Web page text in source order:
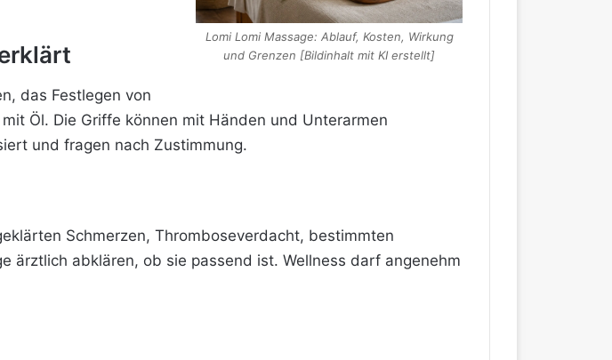
Lomi Lomi Massage: Ablauf, Kosten, Wirkung
und Grenzen [Bildinhalt mit KI erstellt]
das Festlegen von
Öl. Die Griffe können mit Händen und Unterarmen
und fragen nach Zustimmung.
Schmerzen, Thromboseverdacht, bestimmten
ärztlich abklären, ob sie passend ist. Wellness darf angenehm